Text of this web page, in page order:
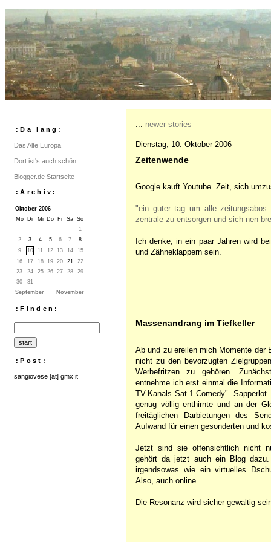
:Da lang:
Das Alte Europa
Dort ist's auch schön
Blogger.de Startseite
:Archiv:
Oktober 2006
Mo
Di Mi Do Fr Sa So
1
2
3 4 5 6 7
8
9
10 11 12 13 14
15
16
17 18 19 20 21
22
23
24 25 26 27 28
29
30
31
September
November
:Finden:
:Post:
sangiovese [at] gmx it
... newer stories
Dienstag, 10. Oktober 2006
Zeitenwende
Google kauft Youtube. Zeit, sich
"ein guter tag um alle
zentrale zu entsorgen und sich nen
Ich denke, in ein paar Jahren wird
und Zähneklappern sein.
Massenandrang im Tiefkeller
Ab und zu ereilen mich Momente der
nicht zu den bevorzugten
Werbefritzen zu gehören.
entnehme ich erst einmal die
TV-Kanals Sat.1 Comedy".
genug völlig enthirnte und an der
freitäglichen Darbietungen des
Aufwand für einen gesonderten und
Jetzt sind sie offensichtlich nicht
gehört da jetzt auch ein Blog
irgendsowas wie ein virtuelles
Also, auch online.
Die Resonanz wird sicher gewaltig